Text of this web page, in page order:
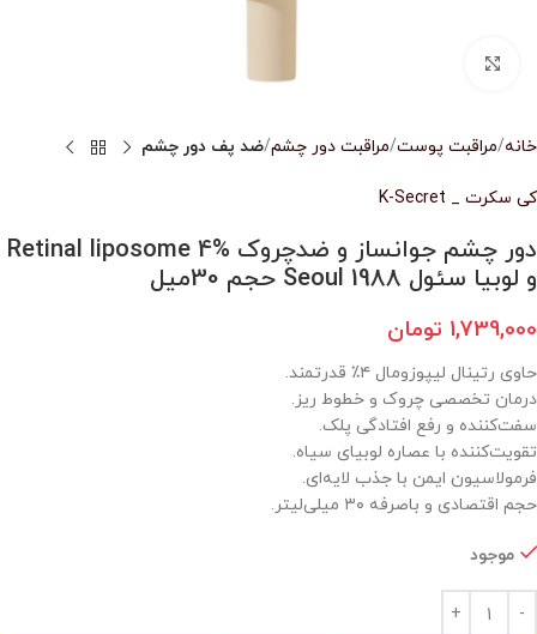
خانه مراقبت پوست مراقبت دور چشم ضد پف دور چشم
کی سکرت _ K-Secret
دور چشم جوانساز و ضدچروک Retinal liposome 4%
و لوبیا سئول Seoul 1988 حجم 30میل
1,739,000 تومان
حاوی رتینال لیپوزومال ۴٪ قدرتمند.
درمان تخصصی چروک و خطوط ریز.
سفت‌کننده و رفع افتادگی پلک.
تقویت‌کننده با عصاره لوبیای سیاه.
فرمولاسیون ایمن با جذب لایه‌ای.
حجم اقتصادی و باصرفه ۳۰ میلی‌لیتر.
موجود